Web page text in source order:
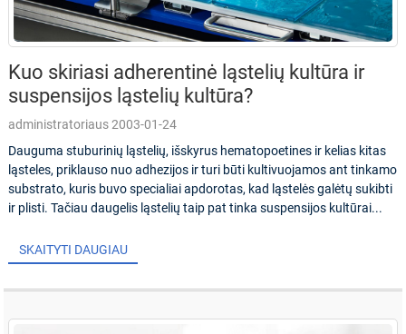
Kuo skiriasi adherentinė ląstelių kultūra ir
suspensijos ląstelių kultūra?
administratoriaus 2003-01-24
Dauguma stuburinių ląstelių, išskyrus hematopoetines ir kelias kitas
ląsteles, priklauso nuo adhezijos ir turi būti kultivuojamos ant tinkamo
substrato, kuris buvo specialiai apdorotas, kad ląstelės galėtų sukibti
ir plisti. Tačiau daugelis ląstelių taip pat tinka suspensijos kultūrai...
SKAITYTI DAUGIAU